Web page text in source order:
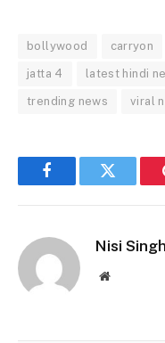
bollywood carryon
jatta 4 latest hindi
trending news viral
FacebookTwitter
Nisi Singh
Website